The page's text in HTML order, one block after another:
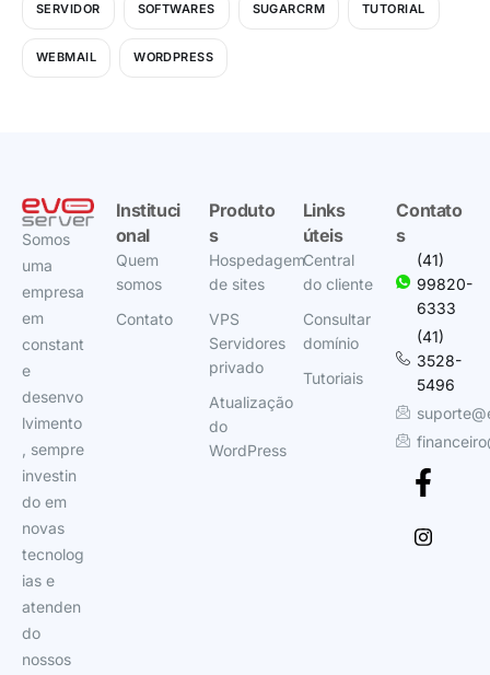
SERVIDOR SOFTWARES SUGARCRM TUTORIAL
WEBMAIL WORDPRESS
Somos
uma
empresa
em
constant
e
desenvo
lvimento
, sempre
investin
do em
novas
tecnolog
ias e
atenden
do
nossos
Instituci
onal
Quem
somos
Contato
Produto
s
Hospedagem
de sites
VPS
Servidores
privado
Atualização
do
WordPress
Links
úteis
Central
do cliente
Consultar
domínio
Tutoriais
Contato
s
(41)
99820-
6333
(41)
3528-
5496